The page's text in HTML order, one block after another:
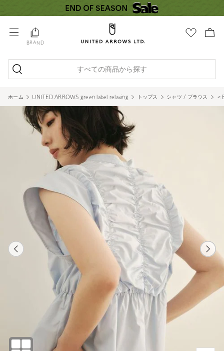
BRAND
すべての商品から探す
ホーム UNITED ARROWS green label relaxing トップス シャツ / ブラウス ＜
3
WHITE
WHITE / FREE
162cm